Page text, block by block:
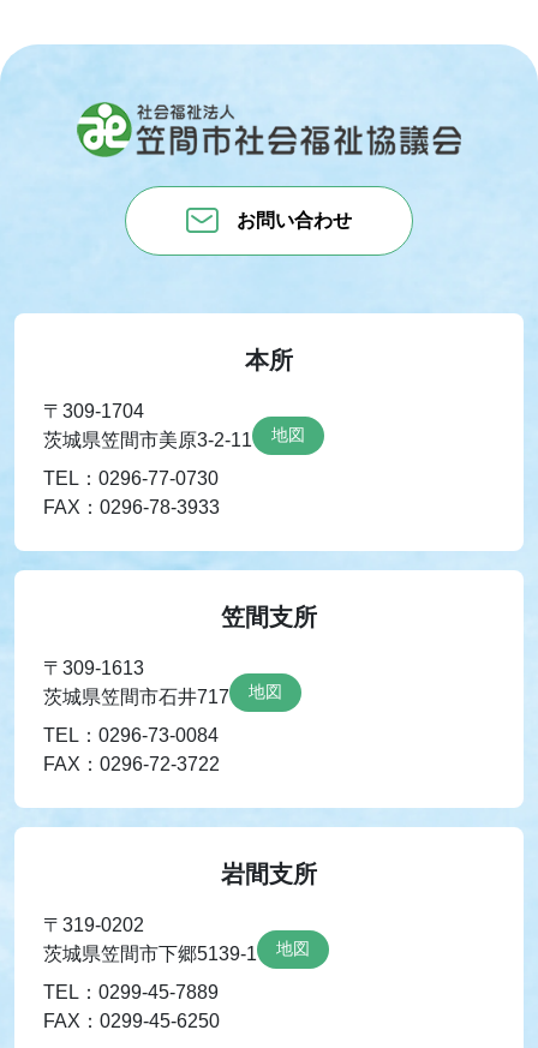
お問い合わせ
本所
〒309-1704
茨城県笠間市美原3-2-11
地図
TEL：0296-77-0730
FAX：0296-78-3933
笠間支所
〒309-1613
茨城県笠間市石井717
地図
TEL：0296-73-0084
FAX：0296-72-3722
岩間支所
〒319-0202
茨城県笠間市下郷5139-1
地図
TEL：0299-45-7889
FAX：0299-45-6250